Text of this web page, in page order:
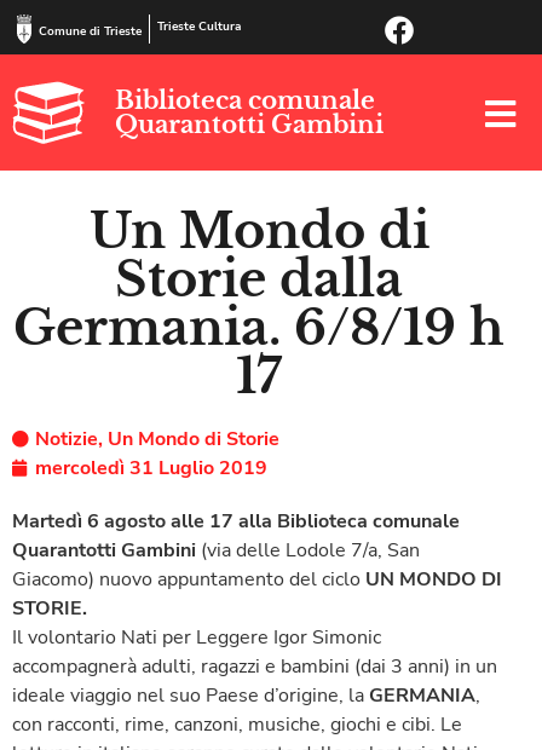
Comune di Trieste Trieste Cultura
Biblioteca comunale
Quarantotti Gambini
Un Mondo di
Storie dalla
Germania. 6/8/19 h
17
Notizie, Un Mondo di Storie
mercoledì 31 Luglio 2019
Martedì 6 agosto alle 17 alla Biblioteca comunale
Quarantotti Gambini (via delle Lodole 7/a, San
Giacomo) nuovo appuntamento del ciclo UN MONDO DI
STORIE.
Il volontario Nati per Leggere Igor Simonic
accompagnerà adulti, ragazzi e bambini (dai 3 anni) in un
ideale viaggio nel suo Paese d’origine, laGERMANIA,
con racconti, rime, canzoni, musiche, giochi e cibi. Le